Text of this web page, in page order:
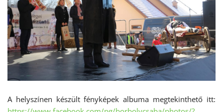
A helyszínen készült fényképek albuma megtekinthető itt: